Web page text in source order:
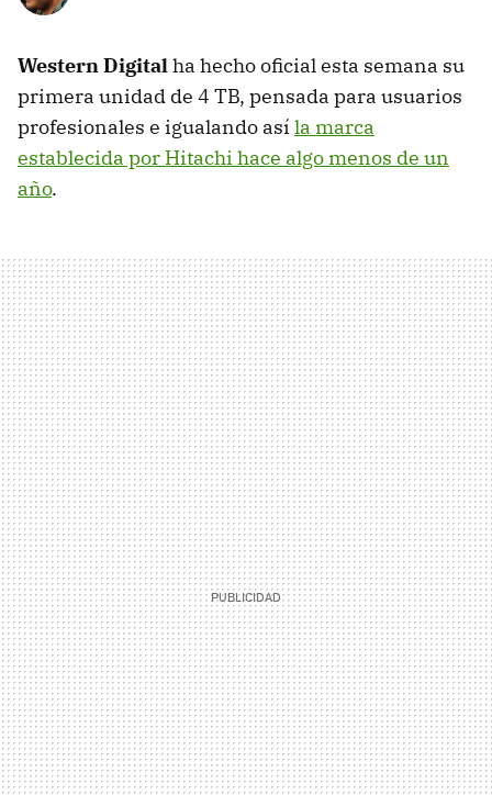
Western Digitalha hecho oficial esta semana su
primera unidad de 4 TB, pensada para usuarios
profesionales e igualando así la marca
establecida por Hitachi hace algo menos de un
año.